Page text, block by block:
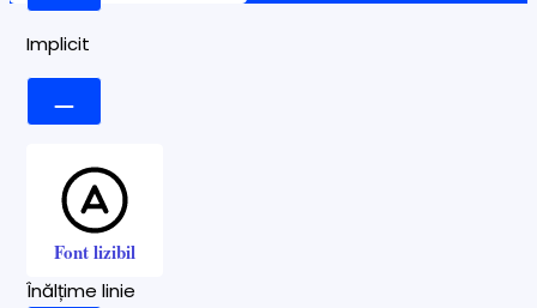
Implicit
Font lizibil
Înălțime linie